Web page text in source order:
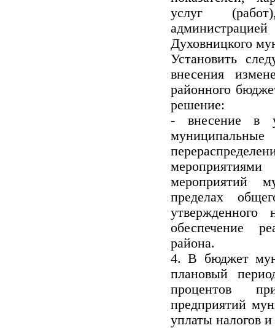
услуг
Духовницкого
Установить
внесения
районного
решение:
- внесение в
мероприятиями
мероприятий
пределах
обеспечение
района.
4. В бюджет
плановый
процентов
предприятий
уплаты налогов